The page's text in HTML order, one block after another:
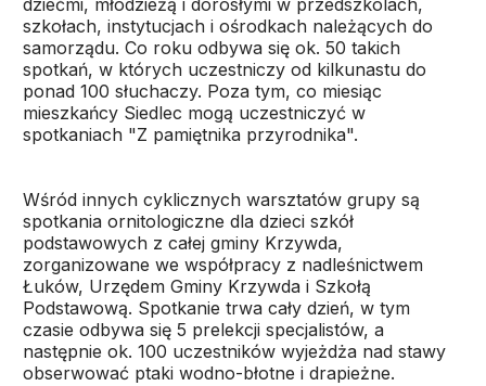
dziećmi, młodzieżą i dorosłymi w przedszkolach,
szkołach, instytucjach i ośrodkach należących do
samorządu. Co roku odbywa się ok. 50 takich
spotkań, w których uczestniczy od kilkunastu do
ponad 100 słuchaczy. Poza tym, co miesiąc
mieszkańcy Siedlec mogą uczestniczyć w
spotkaniach "Z pamiętnika przyrodnika".
Wśród innych cyklicznych warsztatów grupy są
spotkania ornitologiczne dla dzieci szkół
podstawowych z całej gminy Krzywda,
zorganizowane we współpracy z nadleśnictwem
Łuków, Urzędem Gminy Krzywda i Szkołą
Podstawową. Spotkanie trwa cały dzień, w tym
czasie odbywa się 5 prelekcji specjalistów, a
następnie ok. 100 uczestników wyjeżdża nad stawy
obserwować ptaki wodno-błotne i drapieżne.